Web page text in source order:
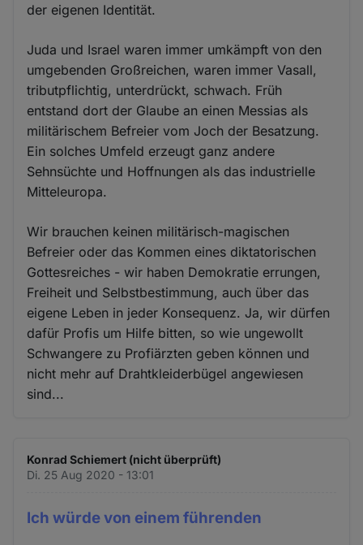
der eigenen Identität.
Juda und Israel waren immer umkämpft von den
umgebenden Großreichen, waren immer Vasall,
tributpflichtig, unterdrückt, schwach. Früh
entstand dort der Glaube an einen Messias als
militärischem Befreier vom Joch der Besatzung.
Ein solches Umfeld erzeugt ganz andere
Sehnsüchte und Hoffnungen als das industrielle
Mitteleuropa.
Wir brauchen keinen militärisch-magischen
Befreier oder das Kommen eines diktatorischen
Gottesreiches - wir haben Demokratie errungen,
Freiheit und Selbstbestimmung, auch über das
eigene Leben in jeder Konsequenz. Ja, wir dürfen
dafür Profis um Hilfe bitten, so wie ungewollt
Schwangere zu Profiärzten geben können und
nicht mehr auf Drahtkleiderbügel angewiesen
sind...
Konrad Schiemert (nicht überprüft)
Di. 25 Aug 2020 - 13:01
Ich würde von einem führenden